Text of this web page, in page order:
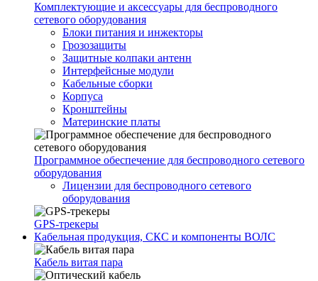
Комплектующие и аксессуары для беспроводного
сетевого оборудования
Блоки питания и инжекторы
Грозозащиты
Защитные колпаки антенн
Интерфейсные модули
Кабельные сборки
Корпуса
Кронштейны
Материнские платы
Программное обеспечение для беспроводного сетевого
оборудования
Лицензии для беспроводного сетевого
оборудования
GPS-трекеры
Кабельная продукция, СКС и компоненты ВОЛС
Кабель витая пара